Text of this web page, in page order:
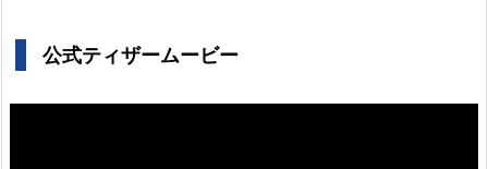
公式ティザームービー